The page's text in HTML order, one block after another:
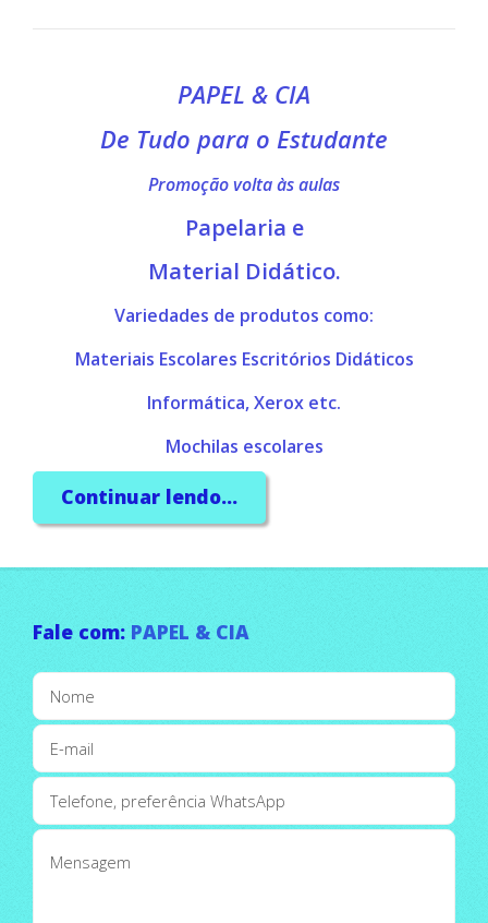
PAPEL & CIA
De Tudo para o Estudante
Promoção volta às aulas
Papelaria e
Material Didático.
Variedades de produtos como:
Materiais Escolares Escritórios Didáticos
Informática, Xerox etc.
Mochilas escolares
Brinquedos Pedagógicos
Continuar lendo...
Fale com: PAPEL & CIA